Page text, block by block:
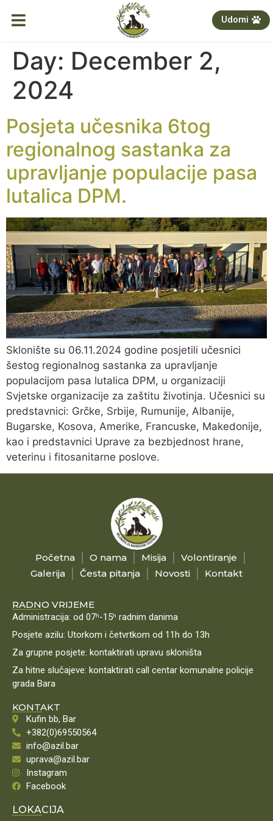
Udomi
Day: December 2,
2024
Posjeta učesnika 6tog
regionalnog sastanka za
upravljanje populacije pasa
lutalica DPM.
Sklonište su 06.11.2024 godine posjetili učesnici
šestog regionalnog sastanka za upravljanje
populacijom pasa lutalica DPM, u organizaciji
Svjetske organizacije za zaštitu životinja. Učesnici su
predstavnici: Grčke, Srbije, Rumunije, Albanije,
Bugarske, Kosova, Amerike, Francuske, Makedonije,
kao i predstavnici Uprave za bezbjednost hrane,
veterinu i fitosanitarne poslove.
Početna O nama Misija
Volontiranje
Galerija
Česta pitanja Novosti Kontakt
RADNO VRIJEME
Administracija: od 07ʰ-15ʰ radnim danima
Posjete azilu: Utorkom i četvrtkom od 11h do 13h
Za grupne posjete: kontaktirati upravu skloništa
Za hitne slučajeve: kontaktirati call centar komunalne policije
grada Bara
KONTAKT
Kufin bb, Bar
+382(0)69550564
info@azil.bar
uprava@azil.bar
Instagram
Facebook
LOKACIJA